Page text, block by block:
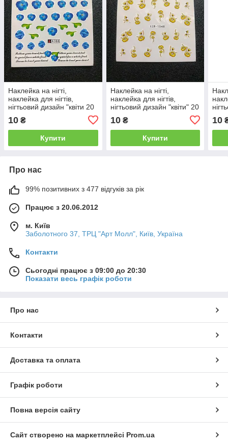
Наклейка на нігті,
наклейка для нігтів,
нігтьовий дизайн "квіти 20
10 ₴
Купити
Наклейка на нігті,
наклейка для нігтів,
нігтьовий дизайн "квіти" 20
10₴
Купити
10
Про нас
99% позитивних з 477 відгуків за рік
Працює з 20.06.2012
м. Київ
Заболотного 37, ТРЦ "Арт Молл", Київ, Україна
Контакти
Сьогодні працює з 09:00 до 20:30
Показати весь графік роботи
Про нас
Контакти
Доставка та оплата
Графік роботи
Повна версія сайту
Сайт створено на маркетплейсі Prom.ua